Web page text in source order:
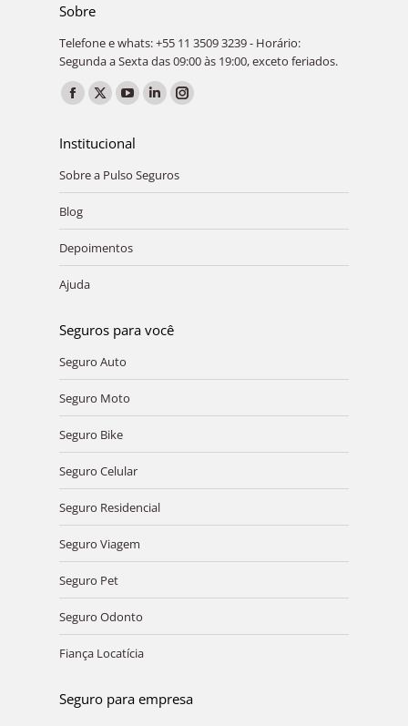
Sobre
Telefone e whats: +55 11 3509 3239 - Horário:
Segunda a Sexta das 09:00 às 19:00, exceto feriados.
Encontre-nos em:
Facebook
opens
in
window
X
opens
in
YouTube
opens
in
Linkedin
in
Instagram
Institucional
Sobre a Pulso Seguros
Blog
Depoimentos
Ajuda
Seguros para você
Seguro Auto
Seguro Moto
Seguro Bike
Seguro Celular
Seguro Residencial
Seguro Viagem
Seguro Pet
Seguro Odonto
Fiança Locatícia
Seguro para empresa